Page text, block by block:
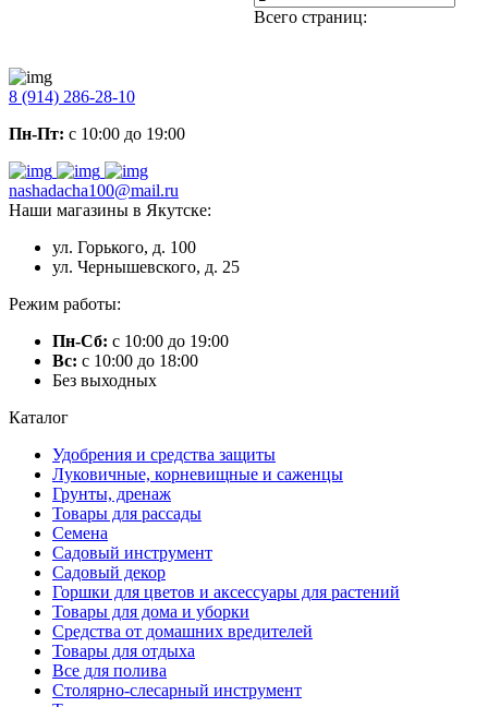
Всего страниц:
8 (914) 286-28-10
Пн-Пт: с 10:00 до 19:00
nashadacha100@mail.ru
Наши магазины в Якутске:
ул. Горького, д. 100
ул. Чернышевского, д. 25
Режим работы:
Пн-Сб: с 10:00 до 19:00
Вс: с 10:00 до 18:00
Без выходных
Каталог
Удобрения и средства защиты
Луковичные, корневищные и саженцы
Грунты, дренаж
Товары для рассады
Семена
Садовый инструмент
Садовый декор
Горшки для цветов и аксессуары для растений
Товары для дома и уборки
Средства от домашних вредителей
Товары для отдыха
Все для полива
Столярно-слесарный инструмент